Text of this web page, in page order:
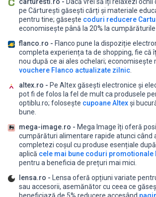
pe Cărturești găsești cărți și materiale
pentru tine; găsește coduri reducere
economisește până la 20% la cumpărăturile
flanco.ro - Flanco pune la dispoziție
completa experiența ta de shopping, fie că
nou după ce ai ales ochelari; economisește
vouchere Flanco actualizate zilnic
altex.ro - Pe Altex găsești electronice și
pot fi de folos la fel de mult ca produsele
optiblu.ro; folosește cupoane Altexși
bune.
mega-image.ro - Mega Image îți oferă
cumpărături alimentare rapide atunci când
completezi coșul cu produse esențiale
aplică cele mai bune coduri promotionale
pentru a beneficia de prețuri mai mici.
lensa.ro - Lensa oferă opțiuni variate
sau accesorii, asemănător cu ceea ce
beneficiază de 5% reducere accesând